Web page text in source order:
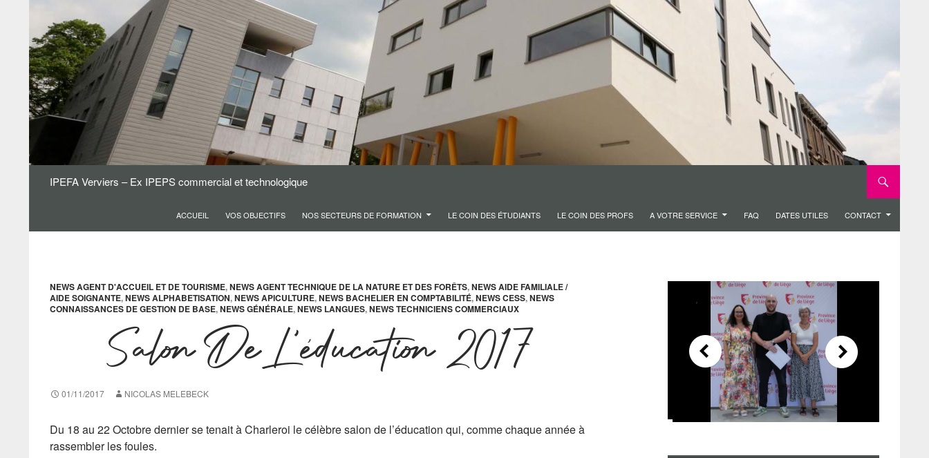
contenu
IPEFA Verviers – Ex IPEPS commercial et technologique
ACCUEIL VOS OBJECTIFS NOS SECTEURS DE FORMATION LE COIN DES ÉTUDIANTS LE COIN DES PROFS A VOTRE SERVICE FAQ DATES UTILES CONTACT
NEWS AGENT D'ACCUEIL ET DE TOURISME,NEWS AGENT TECHNIQUE DE LA NATURE ET DES FORÊTS,NEWS AIDE FAMILIALE /
AIDE SOIGNANTE,NEWS ALPHABETISATION,NEWS APICULTURE,NEWS BACHELIER EN COMPTABILITÉ,NEWS CESS,NEWS
CONNAISSANCES DE GESTION DE BASE,NEWS GÉNÉRALE,NEWS LANGUES,NEWS TECHNICIENS COMMERCIAUX
Salon De L’éducation 2017
01/11/2017 NICOLAS MELEBECK
Du 18 au 22 Octobre dernier se tenait à Charleroi le célèbre salon de l’éducation qui, comme chaque année à
rassembler les foules.